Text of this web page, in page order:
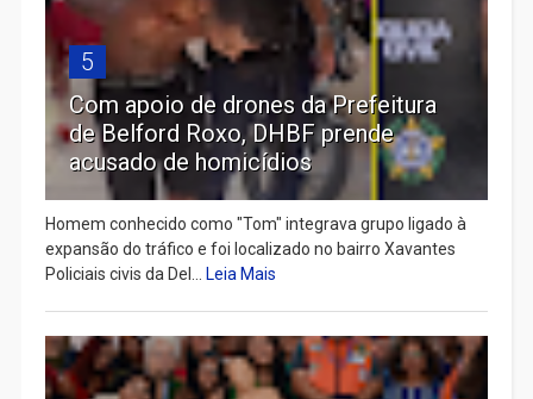
5
Com apoio de drones da Prefeitura
de Belford Roxo, DHBF prende
acusado de homicídios
Homem conhecido como "Tom" integrava grupo ligado à
expansão do tráfico e foi localizado no bairro Xavantes
Policiais civis da Del...
Leia Mais